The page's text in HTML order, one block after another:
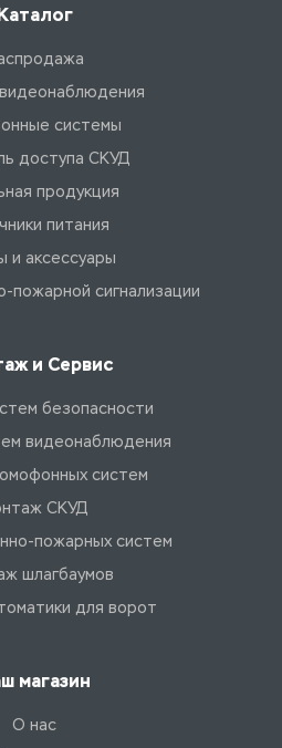
системы
доступа СКУД
продукция
питания
и аксессуары
пожарной сигнализации
и Сервис
безопасности
видеонаблюдения
систем
СКУД
пожарных систем
шлагбаумов
для ворот
магазин
О нас